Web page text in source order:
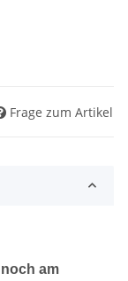
Frage zum Artikel
am